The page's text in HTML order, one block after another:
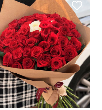
Всегда в наличии